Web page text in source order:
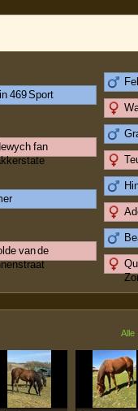
469 Sport
fan
van de
Alle